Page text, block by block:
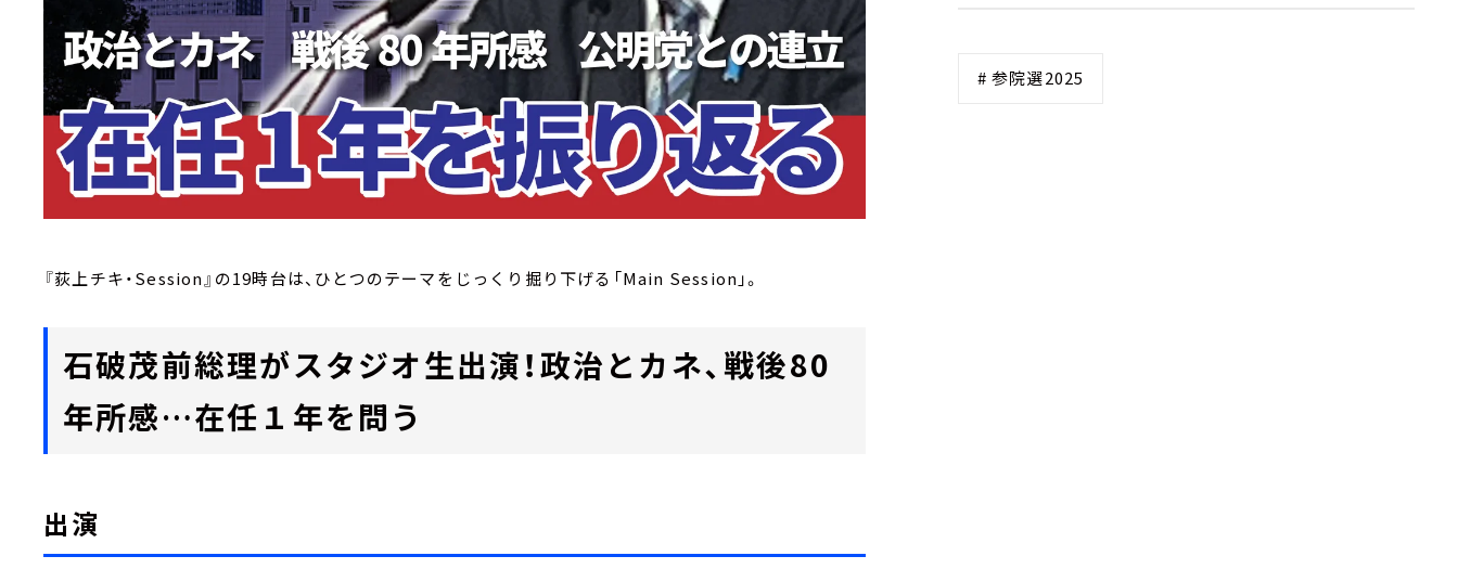
『荻上チキ・Session』の19時台は、ひとつのテーマをじっくり掘り下げる「Main Session」。
石破茂前総理がスタジオ生出演！政治とカネ、戦後80
年所感…在任１年を問う
出演
# 参院選2025